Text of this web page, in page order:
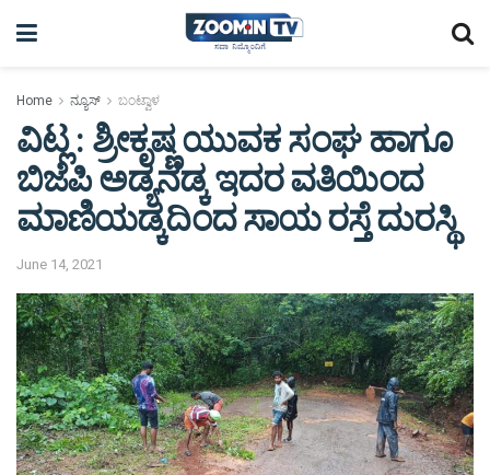
Home ನ್ಯೂಸ್ ಬಂಟ್ವಾಳ
ವಿಟ್ಲ : ಶ್ರೀಕೃಷ್ಣ ಯುವಕ ಸಂಘ ಹಾಗೂ
ಬಿಜೆಪಿ ಅಡ್ಯನಡ್ಕ ಇದರ ವತಿಯಿಂದ
ಮಾಣಿಯಡ್ಕದಿಂದ ಸಾಯ ರಸ್ತೆ ದುರಸ್ಥಿ
June 14, 2021